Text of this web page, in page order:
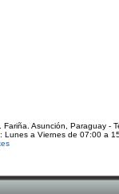
Fariña. Asunción, Paraguay -
Lunes a Viernes de 07:00 a